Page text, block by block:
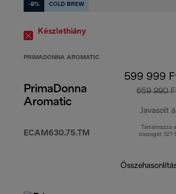
-9% COLD BREW
Készlethiány
PRIMADONNA AROMATIC
PrimaDonna
Aromatic
ECAM630.75.TM
599 999
659 990
Javasolt
Tartalmazza
összegét 127